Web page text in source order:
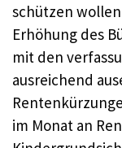
schützen
Erhöhung des
mit den
ausreichend
im Monat an